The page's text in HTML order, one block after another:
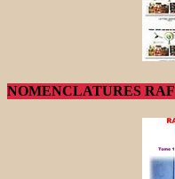
NOMENCLATURES RAF